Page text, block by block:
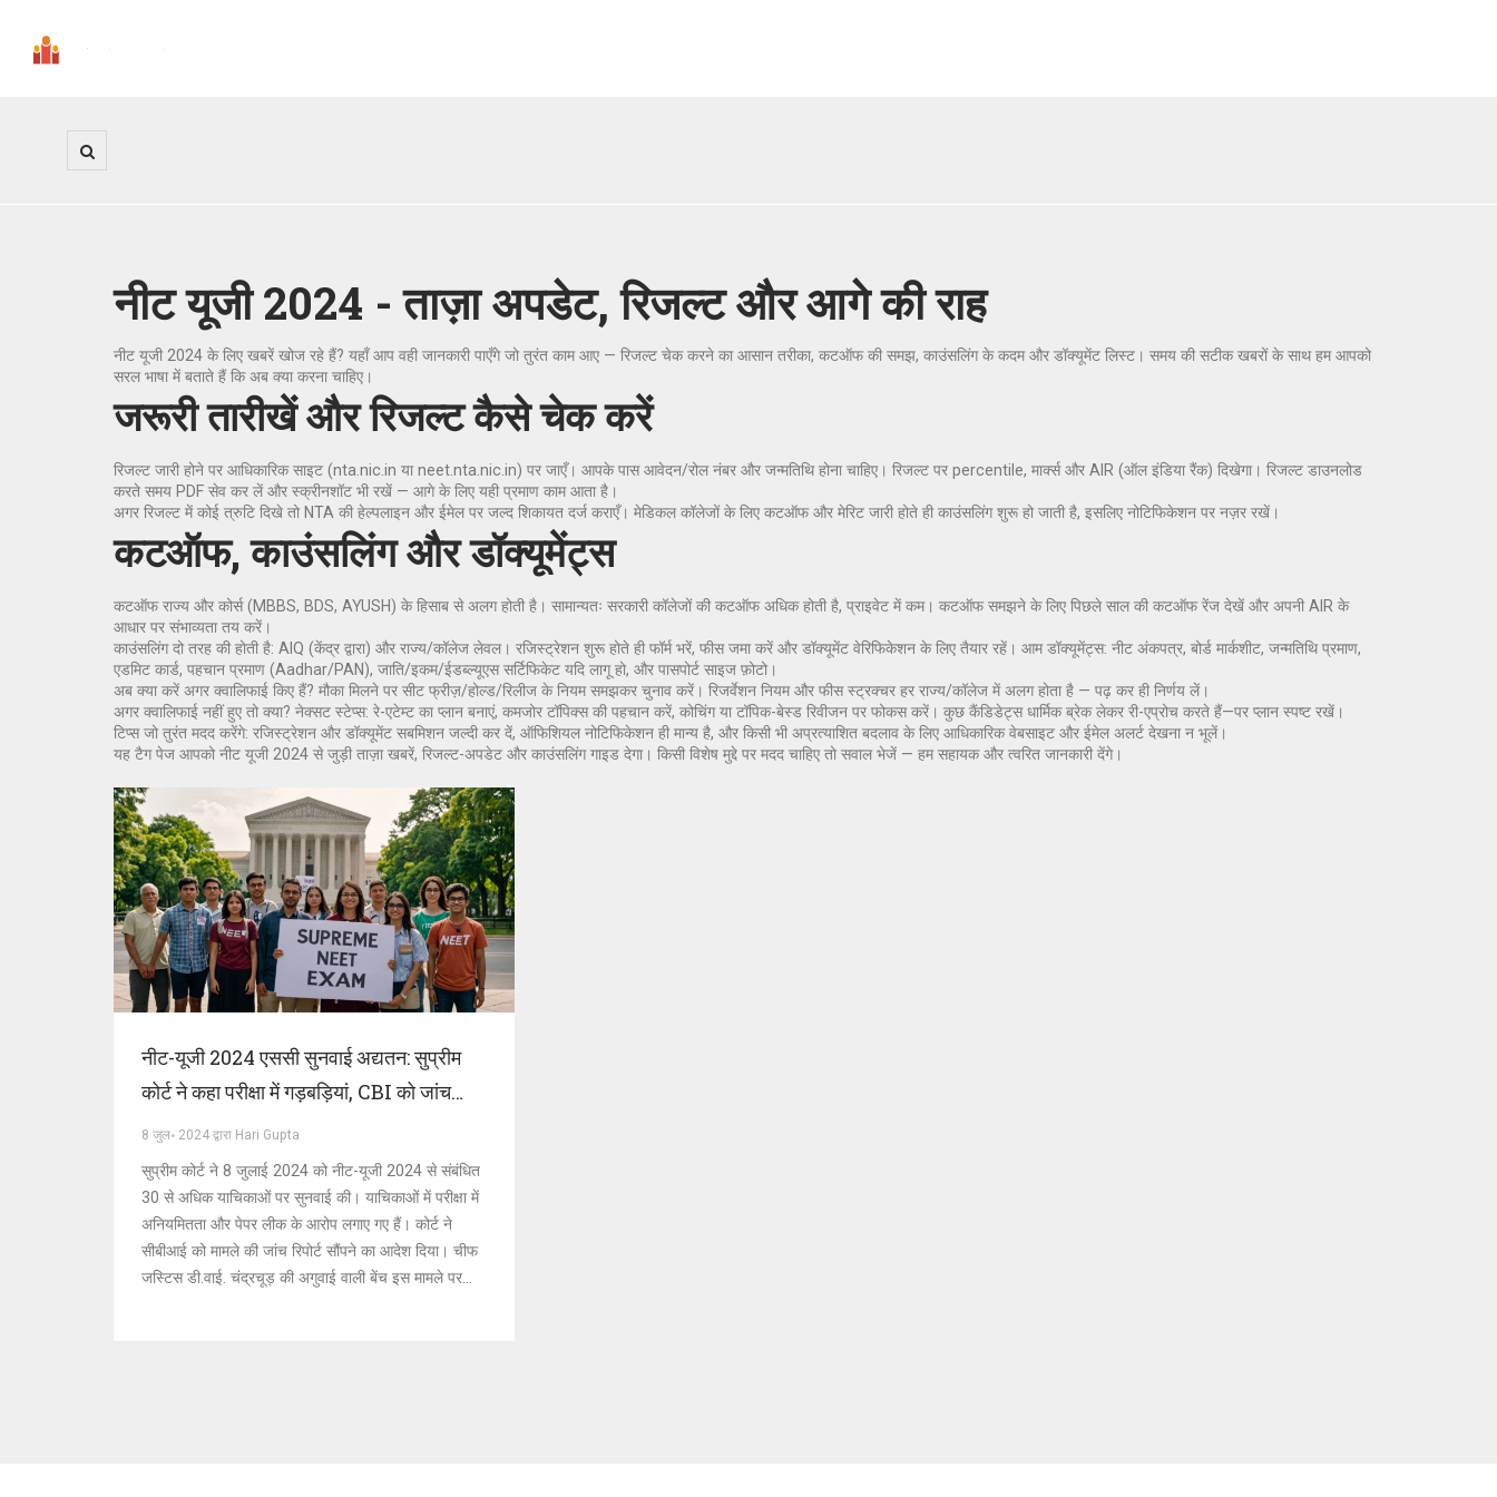
नीट यूजी 2024 - ताज़ा अपडेट, रिजल्ट और आगे की राह
नीट यूजी 2024 के लिए खबरें खोज रहे हैं? यहाँ आप वही जानकारी पाएँगे जो तुरंत काम आए — रिजल्ट चेक करने का आसान तरीका, कटऑफ की समझ, काउंसलिंग के कदम और डॉक्यूमेंट लिस्ट। समय की सटीक खबरों के साथ हम आपको
सरल भाषा में बताते हैं कि अब क्या करना चाहिए।
जरूरी तारीखें और रिजल्ट कैसे चेक करें
रिजल्ट जारी होने पर आधिकारिक साइट (nta.nic.in या neet.nta.nic.in) पर जाएँ। आपके पास आवेदन/रोल नंबर और जन्मतिथि होना चाहिए। रिजल्ट पर percentile, मार्क्स और AIR (ऑल इंडिया रैंक) दिखेगा। रिजल्ट डाउनलोड
करते समय PDF सेव कर लें और स्क्रीनशॉट भी रखें — आगे के लिए यही प्रमाण काम आता है।
अगर रिजल्ट में कोई त्रुटि दिखे तो NTA की हेल्पलाइन और ईमेल पर जल्द शिकायत दर्ज कराएँ। मेडिकल कॉलेजों के लिए कटऑफ और मेरिट जारी होते ही काउंसलिंग शुरू हो जाती है, इसलिए नोटिफिकेशन पर नज़र रखें।
कटऑफ, काउंसलिंग और डॉक्यूमेंट्स
कटऑफ राज्य और कोर्स (MBBS, BDS, AYUSH) के हिसाब से अलग होती है। सामान्यतः सरकारी कॉलेजों की कटऑफ अधिक होती है, प्राइवेट में कम। कटऑफ समझने के लिए पिछले साल की कटऑफ रेंज देखें और अपनी AIR के
आधार पर संभाव्यता तय करें।
काउंसलिंग दो तरह की होती है: AIQ (केंद्र द्वारा) और राज्य/कॉलेज लेवल। रजिस्ट्रेशन शुरू होते ही फॉर्म भरें, फीस जमा करें और डॉक्यूमेंट वेरिफिकेशन के लिए तैयार रहें। आम डॉक्यूमेंट्स: नीट अंकपत्र, बोर्ड मार्कशीट, जन्मतिथि प्रमाण,
एडमिट कार्ड, पहचान प्रमाण (Aadhar/PAN), जाति/इकम/ईडब्ल्यूएस सर्टिफिकेट यदि लागू हो, और पासपोर्ट साइज फ़ोटो।
अब क्या करें अगर क्वालिफाई किए हैं? मौका मिलने पर सीट फ्रीज़/होल्ड/रिलीज के नियम समझकर चुनाव करें। रिजर्वेशन नियम और फीस स्ट्रक्चर हर राज्य/कॉलेज में अलग होता है — पढ़ कर ही निर्णय लें।
अगर क्वालिफाई नहीं हुए तो क्या? नेक्‍सट स्टेप्स: रे-एटेम्ट का प्लान बनाएं, कमजोर टॉपिक्स की पहचान करें, कोचिंग या टॉपिक-बेस्ड रिवीजन पर फोकस करें। कुछ कैंडिडेट्स धार्मिक ब्रेक लेकर री-एप्रोच करते हैं—पर प्लान स्पष्ट रखें।
टिप्स जो तुरंत मदद करेंगे: रजिस्ट्रेशन और डॉक्यूमेंट सबमिशन जल्दी कर दें, ऑफिशियल नोटिफिकेशन ही मान्य है, और किसी भी अप्रत्याशित बदलाव के लिए आधिकारिक वेबसाइट और ईमेल अलर्ट देखना न भूलें।
यह टैग पेज आपको नीट यूजी 2024 से जुड़ी ताज़ा खबरें, रिजल्ट-अपडेट और काउंसलिंग गाइड देगा। किसी विशेष मुद्दे पर मदद चाहिए तो सवाल भेजें — हम सहायक और त्वरित जानकारी देंगे।
नीट-यूजी 2024 एससी सुनवाई अद्यतन: सुप्रीम
कोर्ट ने कहा परीक्षा में गड़बड़ियां, CBI को जांच
रिपोर्ट देने का आदेश
8 जुल॰ 2024 द्वारा Hari Gupta
सुप्रीम कोर्ट ने 8 जुलाई 2024 को नीट-यूजी 2024 से संबंधित
30 से अधिक याचिकाओं पर सुनवाई की। याचिकाओं में परीक्षा में
अनियमितता और पेपर लीक के आरोप लगाए गए हैं। कोर्ट ने
सीबीआई को मामले की जांच रिपोर्ट सौंपने का आदेश दिया। चीफ
जस्टिस डी.वाई. चंद्रचूड़ की अगुवाई वाली बेंच इस मामले पर